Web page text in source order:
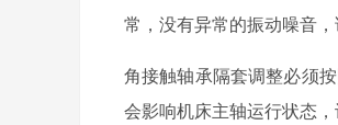
常，没有异常的振动噪音
角接触轴承隔套调整必须
会影响机床主轴运行状态